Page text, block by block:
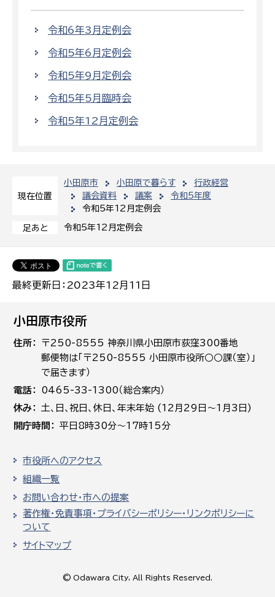
現在位置
小田原市 小田原で暮らす
行政経営
議会資料
議案
令和5年度
令和5年12月定例会
足あと 令和5年12月定例会
最終更新日：2023年12月11日
令和6年3月定例会
令和5年6月定例会
令和5年9月定例会
令和5年5月臨時会
令和5年12月定例会
小田原市役所
住所
〒250-8555 神奈川県小田原市荻窪300番地
郵便物は「〒250-8555 小田原市役所○○課（室）」
で届きます）
電話
0465-33-1300（総合案内）
休み
土､日､祝日、休日、年末年始 (12月29日～1月3日)
開庁時間
平日8時30分～17時15分
市役所へのアクセス
組織一覧
お問い合わせ・市への提案
著作権・免責事項・プライバシーポリシー・リンクポリシーに
ついて
サイトマップ
© Odawara City, All Rights Reserved.